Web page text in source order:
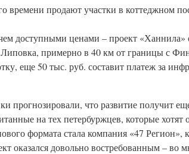
времени продают участки в коттеджном
доступными ценами – проект «Ханнила»
примерно в 40 км от границы с
еще 50 тыс. руб. составит платеж за
прогнозировали, что развитие получит
на тех петербуржцев, которые
формата стала компания «47 Регион»,
оказался довольно востребованным –